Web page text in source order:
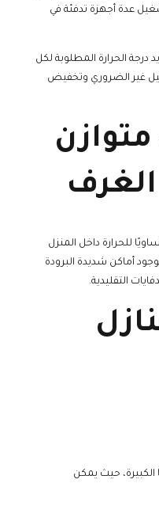
عدة أجهزة تدفئة في
درجة الحرارة المطلوبة لكل
غير الضروري وتخفيض
متوازن
للحرارة داخل المنزل
أماكن شديدة البرودة
التقليدية.
الكبيرة، حيث يمكن